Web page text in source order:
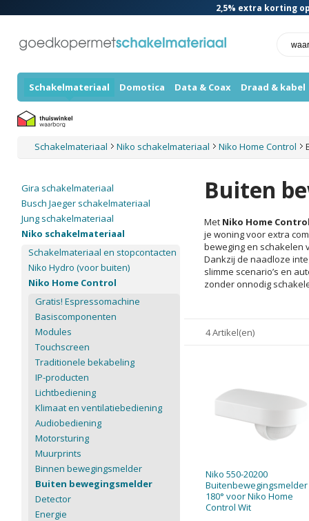
2,5% extra korting
Schakelmateriaal Domotica Data & Coax Draad & kabel
Schakelmateriaal Niko schakelmateriaal Niko Home Control
Buiten
Met Niko Home
je woning voor extra
beweging en schakelen
Dankzij de naadloze
slimme scenario’s en
zonder onnodig
4 Artikel(en)
Niko 550-20200
Buitenbewegingsmelder
180° voor Niko Home
Control Wit
Gira schakelmateriaal
Busch Jaeger schakelmateriaal
Jung schakelmateriaal
Niko schakelmateriaal
Schakelmateriaal en stopcontacten
Niko Hydro (voor buiten)
Niko Home Control
Gratis! Espressomachine
Basiscomponenten
Modules
Touchscreen
Traditionele bekabeling
IP-producten
Lichtbediening
Klimaat en ventilatiebediening
Audiobediening
Motorsturing
Muurprints
Binnen bewegingsmelder
Buiten bewegingsmelder
Detector
Energie